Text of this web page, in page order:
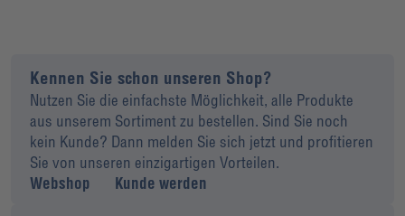
Kennen Sie schon unseren Shop?
Nutzen Sie die einfachste Möglichkeit, alle Produkte
aus unserem Sortiment zu bestellen. Sind Sie noch
kein Kunde? Dann melden Sie sich jetzt und profitieren
Sie von unseren einzigartigen Vorteilen.
Webshop
Kunde werden